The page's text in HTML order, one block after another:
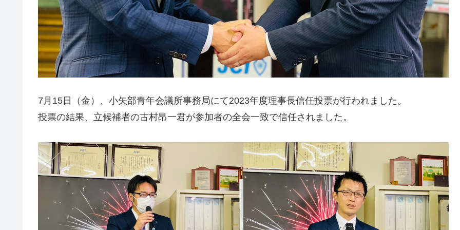
7月15日（金）、小矢部青年会議所事務局にて2023年度理事長信任投票が行われました。
投票の結果、立候補者の古村昂一君が参加者の全会一致で信任されました。